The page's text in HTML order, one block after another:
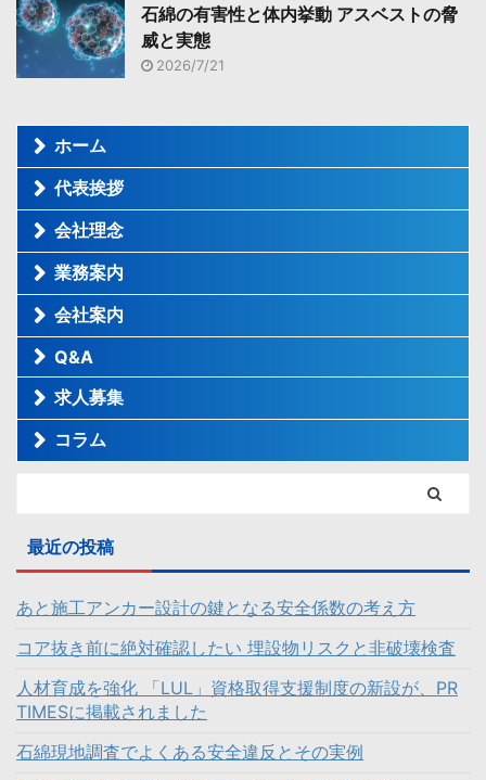
石綿の有害性と体内挙動 アスベストの脅
威と実態
2026/7/21
ホーム
代表挨拶
会社理念
業務案内
会社案内
Q&A
求人募集
コラム
最近の投稿
あと施工アンカー設計の鍵となる安全係数の考え方
コア抜き前に絶対確認したい 埋設物リスクと非破壊検査
人材育成を強化 「LUL」資格取得支援制度の新設が、PR
TIMESに掲載されました
石綿現地調査でよくある安全違反とその実例